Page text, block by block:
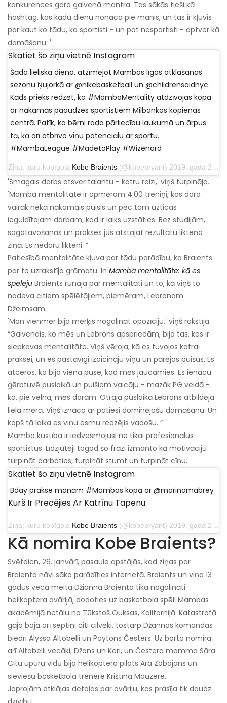
konkurences gara galvenā mantra. Tas sākās tieši kā
hashtag, kas kādu dienu nonāca pie manis, un tas ir kļuvis
par kaut ko tādu, ko sportisti - un pat nesportisti - aptver kā
domāšanu. '
Skatiet šo ziņu vietnē Instagram
Šāda lieliska diena, atzīmējot Mambas līgas atklāšanas
sezonu Ņujorkā ar @nikebasketball un @childrensaidnyc.
Kāds prieks redzēt, ka #MambaMentality atdzīvojas kopā
ar nākamās paaudzes sportistiem Milbankas kopienas
centrā. Patīk, ka bērni rada pārliecību laukumā un ārpus
tā, kā arī atbrīvo viņu potenciālu ar sportu.
#MambaLeague #MadetoPlay #Wizenard
Ziņa, kuru kopīgoja Kobe Braients (@kobebryant) 2019. gada 21. martā plkst. 16:23 PDT
'Smagais darbs atsver talantu - katru reizi,' viņš turpināja.
'Mamba mentalitāte ir apmēram 4:00 treniņi, kas dara
vairāk nekā nākamais puisis un pēc tam uzticas
ieguldītajam darbam, kad ir laiks uzstāties. Bez studijām,
sagatavošanās un prakses jūs atstājat rezultātu likteņa
ziņā. Es nedaru likteni. ”
Patiesībā mentalitāte kļuva par tādu parādību, ka Braients
par to uzrakstīja grāmatu. In Mamba mentalitāte: kā es
spēlēju Braients runāja par mentalitāti un to, kā viņš to
nodeva citiem spēlētājiem, piemēram, Lebronam
Džeimsam.
'Man vienmēr bija mērķis nogalināt opozīciju,' viņš rakstīja.
“Galvenais, ko mēs un Lebrons apspriedām, bija tas, kas ir
slepkavas mentalitāte. Viņš vēroja, kā es tuvojos katrai
praksei, un es pastāvīgi izaicināju viņu un pārējos puišus. Es
atceros, ka bija viena puse, kad mēs jaucāmies. Es ienācu
ģērbtuvē puslaikā un puišiem vaicāju - mazāk PG veidā -
ko, pie velna, mēs darām. Otrajā puslaikā Lebrons atbildēja
lielā mērā. Viņš iznāca ar patiesi dominējošu domāšanu. Un
kopš tā laika es viņu esmu redzējis vadošu. ”
Mamba kustība ir iedvesmojusi ne tikai profesionālus
sportistus. Līdzjutēji tagad šo frāzi izmanto kā motivāciju
turpināt darboties, turpināt stumt un turpināt cīņu.
Skatiet šo ziņu vietnē Instagram
Bday prakse manām #Mambas kopā ar @marinamabrey
Kurš Ir Precējies Ar Katrīnu Tapenu
Ziņa, kuru kopīgoja Kobe Braients (@kobebryant) 2019. gada 23. augustā plkst. 11:40 PDT
Kā nomira Kobe Braients?
Svētdien, 26. janvārī, pasaule apstājās, kad ziņas par
Braienta nāvi sāka parādīties internetā. Braients un viņa 13
gadus vecā meita Džianna Braienta tika nogalināti
helikoptera avārijā, dodoties uz basketbola spēli Mambas
akadēmijā netālu no Tūkstoš Ouksas, Kalifornijā. Katastrofā
gāja bojā arī septiņi citi cilvēki, tostarp Džannas komandas
biedri Alyssa Altobelli un Paytons Česters. Uz borta nomira
arī Altobelli vecāki, Džons un Keri, un Čestera mamma Sāra.
Citu upuru vidū bija helikoptera pilots Ara Zobajans un
sieviešu basketbola trenere Kristīna Mauzere.
Joprojām atklājas detaļas par avāriju, kas prasīja tik daudz